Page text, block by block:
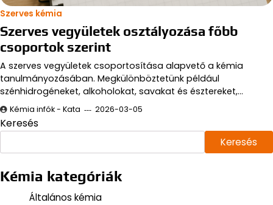
Szerves kémia
Szerves vegyületek osztályozása főbb
csoportok szerint
A szerves vegyületek csoportosítása alapvető a kémia
tanulmányozásában. Megkülönböztetünk például
szénhidrogéneket, alkoholokat, savakat és észtereket,…
Kémia infók - Kata 2026-03-05
Keresés
Keresés
Kémia kategóriák
Általános kémia